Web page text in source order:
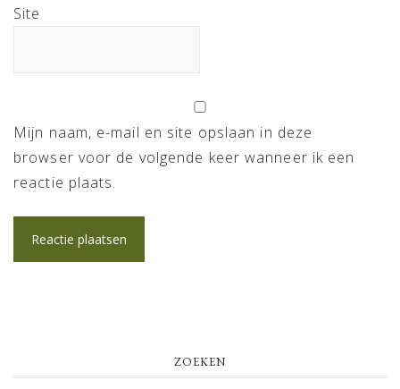
Site
Mijn naam, e-mail en site opslaan in deze
browser voor de volgende keer wanneer ik een
reactie plaats.
ZOEKEN